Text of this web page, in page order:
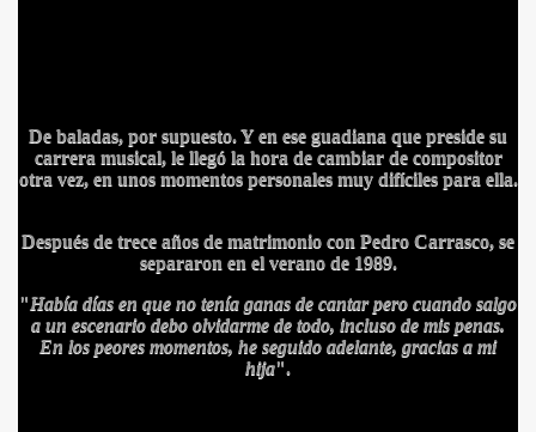
De baladas, por supuesto. Y en ese guadiana que preside su
carrera musical, le llegó la hora de cambiar de compositor
otra vez, en unos momentos personales muy difíciles para ella.
Después de trece años de matrimonio con Pedro Carrasco, se
separaron en el verano de 1989.
"Había días en que no tenía ganas de cantar pero cuando salgo
a un escenario debo olvidarme de todo, incluso de mis penas.
En los peores momentos, he seguido adelante, gracias a mi
hija".